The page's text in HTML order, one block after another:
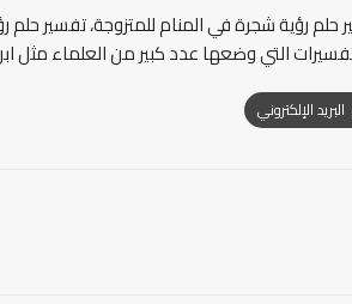
رؤية شجرة في المنام للمتزوجة، تفسير
التي وضعها عدد كبير من العلماء مثل
البريد الإلكتروني